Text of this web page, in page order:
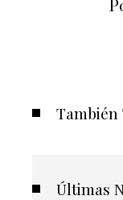
También
Últimas